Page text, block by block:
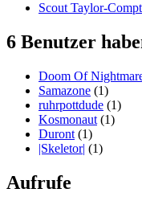
Scout Taylor-
6 Benutzer
Doom Of
Samazone (1)
ruhrpottdude (1)
Kosmonaut (1)
Duront (1)
|Skeletor| (1)
Aufrufe